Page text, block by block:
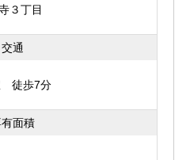
な時間が過ごせます♪
ブなどを育てるのも定番の楽
ったり♪
３丁目
交通
徒歩7分
面積